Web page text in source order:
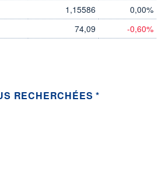
LIMITE À LA
HAUSSE
0,0000
PER ESTIMÉ
1,15586 0,00%
74,09 -0,60%
RECHERCHÉES *